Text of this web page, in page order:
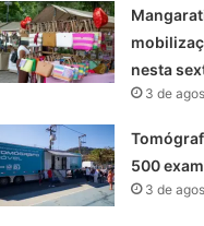
nesta
3 de
500
3 de